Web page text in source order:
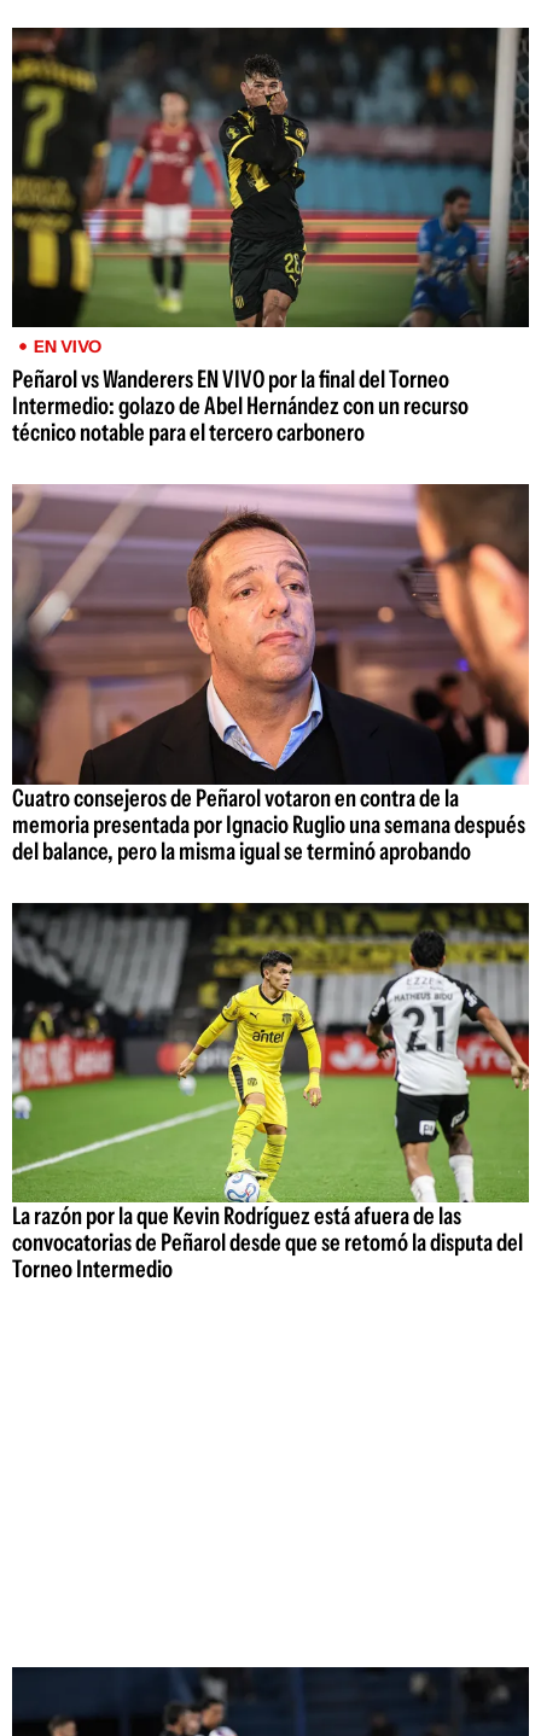
EN VIVO
Peñarol vs Wanderers EN VIVO por la final del Torneo
Intermedio: golazo de Abel Hernández con un recurso
técnico notable para el tercero carbonero
Cuatro consejeros de Peñarol votaron en contra de la
memoria presentada por Ignacio Ruglio una semana después
del balance, pero la misma igual se terminó aprobando
La razón por la que Kevin Rodríguez está afuera de las
convocatorias de Peñarol desde que se retomó la disputa del
Torneo Intermedio